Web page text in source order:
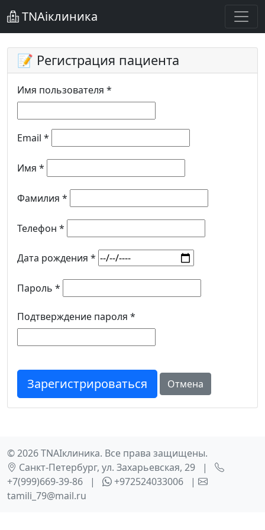
TNAiклиника
📝 Регистрация пациента
Имя пользователя *
Email *
Имя *
Фамилия *
Телефон *
Дата рождения *
Пароль *
Подтверждение пароля *
Зарегистрироваться Отмена
© 2026 TNAIклиника. Все права защищены.
Санкт-Петербург, ул. Захарьевская, 29
|
+7(999)669-39-86
| +972524033006
|
tamili_79@mail.ru